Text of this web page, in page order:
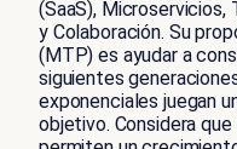
(SaaS), Microservicios,
y Colaboración. Su
(MTP) es ayudar a
siguientes
exponenciales juegan
objetivo. Considera